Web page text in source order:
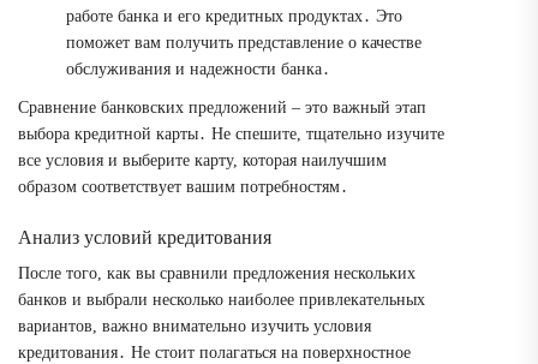
работе банка и его кредитных продуктах․ Это
поможет вам получить представление о качестве
обслуживания и надежности банка․
Сравнение банковских предложений – это важный этап
выбора кредитной карты․ Не спешите, тщательно изучите
все условия и выберите карту, которая наилучшим
образом соответствует вашим потребностям․
Анализ условий кредитования
После того, как вы сравнили предложения нескольких
банков и выбрали несколько наиболее привлекательных
вариантов, важно внимательно изучить условия
кредитования․ Не стоит полагаться на поверхностное